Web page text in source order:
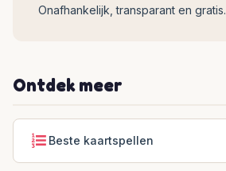
Onafhankelijk, transparant en gratis.
Ontdek meer
Beste kaartspellen